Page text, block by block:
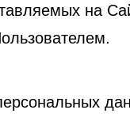
на